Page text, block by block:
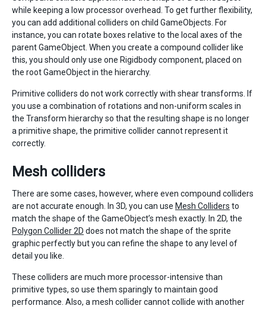
while keeping a low processor overhead. To get further flexibility,
you can add additional colliders on child GameObjects. For
instance, you can rotate boxes relative to the local axes of the
parent GameObject. When you create a compound collider like
this, you should only use one Rigidbody component, placed on
the root GameObject in the hierarchy.
Primitive colliders do not work correctly with shear transforms. If
you use a combination of rotations and non-uniform scales in
the Transform hierarchy so that the resulting shape is no longer
a primitive shape, the primitive collider cannot represent it
correctly.
Mesh colliders
There are some cases, however, where even compound colliders
are not accurate enough. In 3D, you can use Mesh Colliders to
match the shape of the GameObject’s mesh exactly. In 2D, the
Polygon Collider 2D does not match the shape of the sprite
graphic perfectly but you can refine the shape to any level of
detail you like.
These colliders are much more processor-intensive than
primitive types, so use them sparingly to maintain good
performance. Also, a mesh collider cannot collide with another